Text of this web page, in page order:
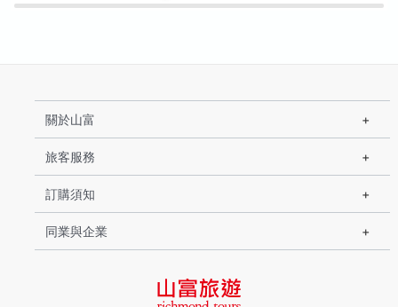
關於山富
旅客服務
訂購須知
同業與企業